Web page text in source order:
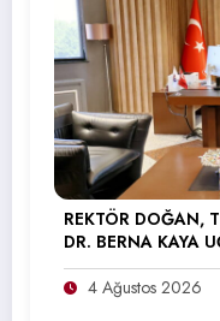
REKTÖR DOĞAN,
DR. BERNA KAYA
4 Ağustos 2026